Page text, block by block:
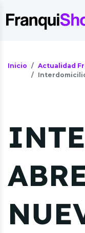
Inicio
Actualidad